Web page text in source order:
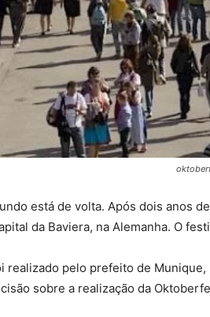
está de volta. Após dois anos
da Baviera, na Alemanha. O
realizado pelo prefeito de
sobre a realização da